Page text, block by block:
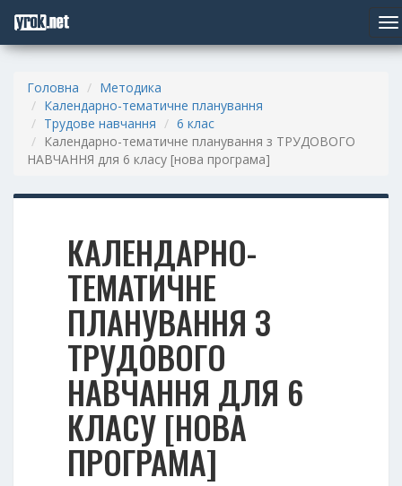
Головна
Методика
Календарно-тематичне планування
Трудове навчання
6 клас
Календарно-тематичне планування з ТРУДОВОГО
НАВЧАННЯ для 6 класу [нова програма]
КАЛЕНДАРНО-
ТЕМАТИЧНЕ
ПЛАНУВАННЯ З
ТРУДОВОГО
НАВЧАННЯ ДЛЯ 6
КЛАСУ [НОВА
ПРОГРАМА]